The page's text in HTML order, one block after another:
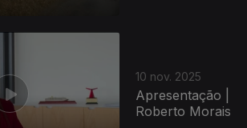
10 nov. 2025
Apresentação |
Roberto Morais